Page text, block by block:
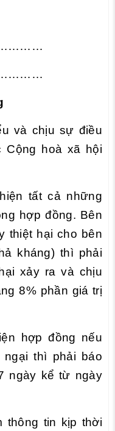
……
……
và chịu sự điều
Cộng hoà xã hội
tất cả những
hợp đồng. Bên
thiệt hại cho bên
kháng) thì phải
xảy ra và chịu
8% phần giá trị
hợp đồng nếu
thì phải báo
ngày kể từ ngày
thông tin kịp thời